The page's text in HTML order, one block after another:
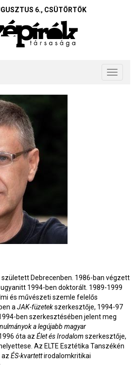
6., CSÜTÖRTÖK
Toggle
született Debrecenben. 1986-ban végzett
ugyanitt 1994-ben doktorált. 1989-1999
és művészeti szemle felelős
aJAK-füzetekszerkesztője, 1994-97
ben szerkesztésében jelent meg
a legújabb magyar
óta az Élet és Irodalom szerkesztője,
Az ELTE Esztétika Tanszékén
az ÉS-kvartettirodalomkritikai